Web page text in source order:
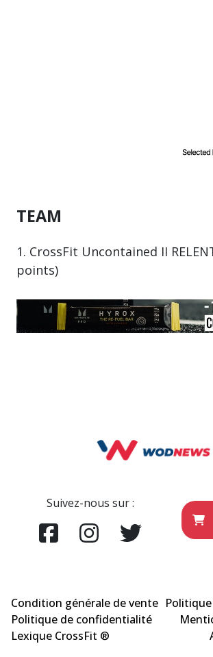
TEAM
1. CrossFit Uncontained II
points)
Suivez-nous sur :
Condition générale de vente
Politique de confidentialité
Lexique CrossFit ®